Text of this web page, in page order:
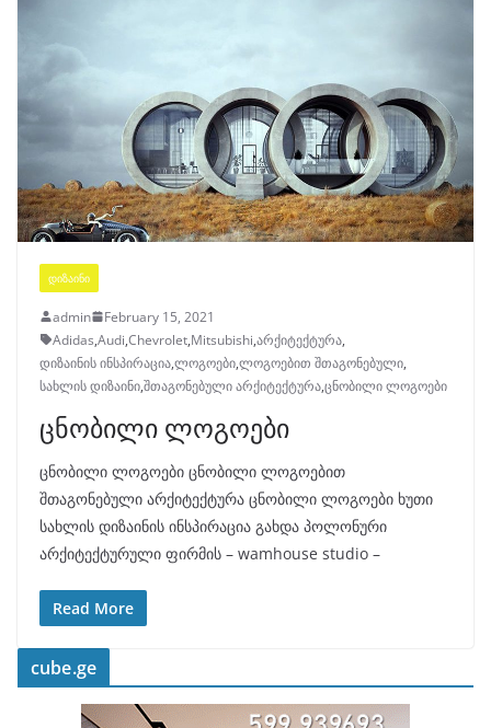
ᲓᲘᲖᲐᲘᲜᲘ
admin
February 15, 2021
Adidas,Audi,Chevrolet,Mitsubishi,არქიტექტურა,
დიზაინის ინსპირაცია,ლოგოები,ლოგოებით შთაგონებული,
სახლის დიზაინი,შთაგონებული არქიტექტურა,ცნობილი ლოგოები
ცნობილი ლოგოები
ცნობილი ლოგოები ცნობილი ლოგოებით
შთაგონებული არქიტექტურა ცნობილი ლოგოები ხუთი
სახლის დიზაინის ინსპირაცია გახდა პოლონური
არქიტექტურული ფირმის – wamhouse studio –
Read More
cube.ge